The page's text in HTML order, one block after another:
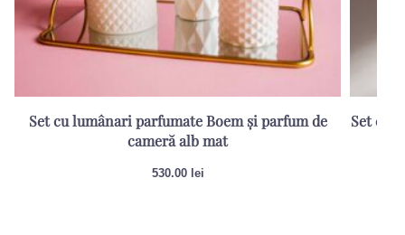
Set cu lumânari parfumate Boem și parfum de
cameră alb mat
530.00 lei
Set cu